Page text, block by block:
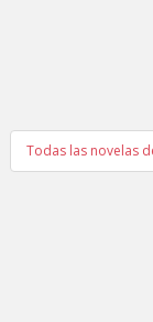
Todas las novelas